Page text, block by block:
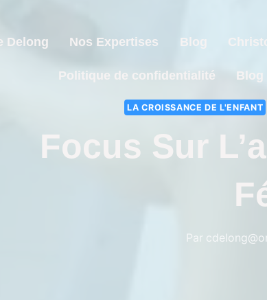
Delong Nos Expertises Blog
Politique de confidentialité Blog
LA CROISSANCE DE L'ENFANT
Focus Sur
Par